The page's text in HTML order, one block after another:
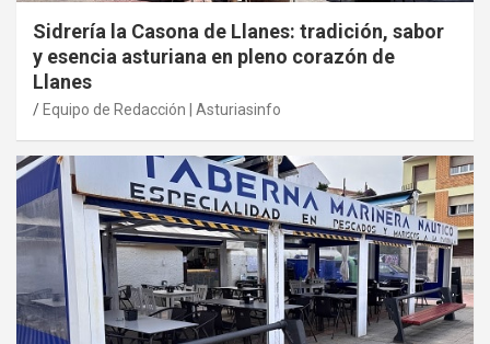
Sidrería la Casona de Llanes: tradición, sabor
y esencia asturiana en pleno corazón de
Llanes
Equipo de Redacción | Asturiasinfo